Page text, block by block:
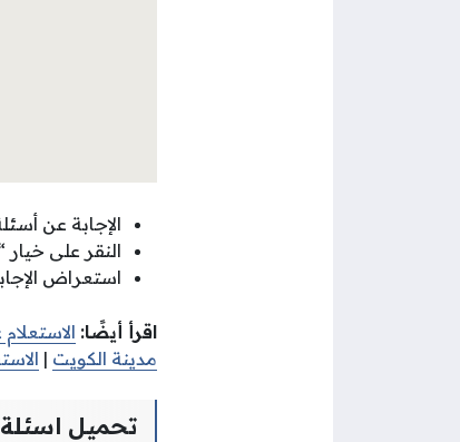
الإجابة عن
النقر على خيار
استعراض
اقرأ أيضًا:
مدينة الكويت |
تحميل اسئلة